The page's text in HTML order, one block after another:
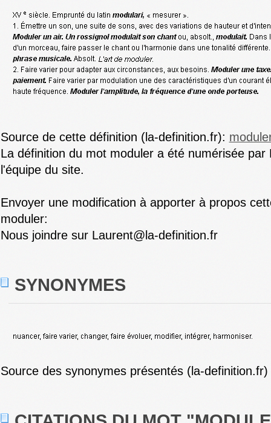
Source de cette définition (la-definition.fr):
La définition du mot moduler a été numérisée par
l'équipe du site.
Envoyer une modification à apporter à propos
moduler:
Nous joindre sur Laurent@la-definition.fr
SYNONYMES
Source des synonymes présentés (la-